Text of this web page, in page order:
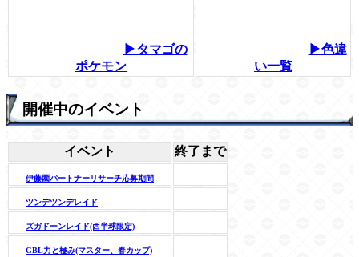
▶タマゴの
ポケモン
▶色違
い一覧
開催中のイベント
イベント 終了まで
伊藤園パートナーリサーチ応募期間
ツンデツンデレイド
ズガドーンレイド(西半球限定)
GBL力と極み(マスター、春カップ)